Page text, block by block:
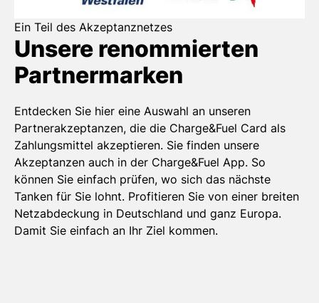
Ein Teil des Akzeptanznetzes
Unsere renommierten
Partnermarken
Entdecken Sie hier eine Auswahl an unseren
Partnerakzeptanzen, die die Charge&Fuel Card als
Zahlungsmittel akzeptieren. Sie finden unsere
Akzeptanzen auch in der Charge&Fuel App. So
können Sie einfach prüfen, wo sich das nächste
Tanken für Sie lohnt. Profitieren Sie von einer breiten
Netzabdeckung in Deutschland und ganz Europa.
Damit Sie einfach an Ihr Ziel kommen.